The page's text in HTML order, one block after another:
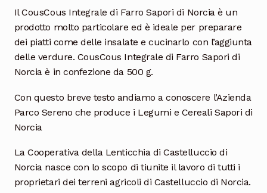
Il CousCous Integraledi FarroSapori di Norciaè un
prodotto molto particolare ed è ideale per preparare
dei piatti come delle insalate e cucinarlo con l’aggiunta
delle verdure. CousCous Integrale di Farro Sapori di
Norcia è in confezione da 500 g.
Con questo breve testo andiamo a conoscere l’Azienda
Parco Sereno che produce i Legumi e Cereali Sapori di
Norcia
La Cooperativa della Lenticchia di Castelluccio di
Norcia nasce con lo scopo di tiunite il lavoro di tutti i
proprietari dei terreni agricoli di Castelluccio di Norcia.